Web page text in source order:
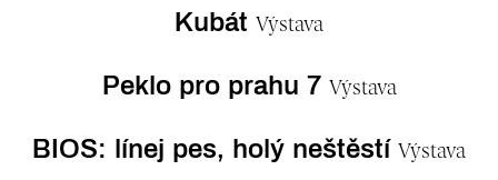
Kubát Výstava
Peklo pro prahu 7 Výstava
BIOS: línej pes, holý neštěstí Výstava